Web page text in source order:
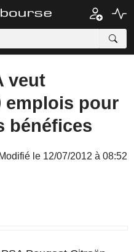
veut
emplois pour
bénéfices
le 12/07/2012 à 08:52